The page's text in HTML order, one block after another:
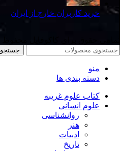
خرید کاربران خارج از ایران
جستجو
منو
دسته بندی ها
کتاب علوم غریبه
علوم انسانی
روانشناسی
هنر
ادبیات
تاریخ